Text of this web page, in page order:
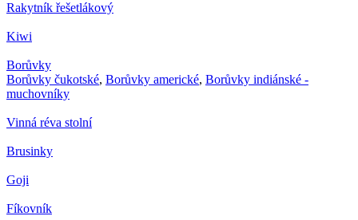
Rakytník řešetlákový
Kiwi
Borůvky
Borůvky čukotské, Borůvky americké, Borůvky indiánské -
muchovníky
Vinná réva stolní
Brusinky
Goji
Fíkovník